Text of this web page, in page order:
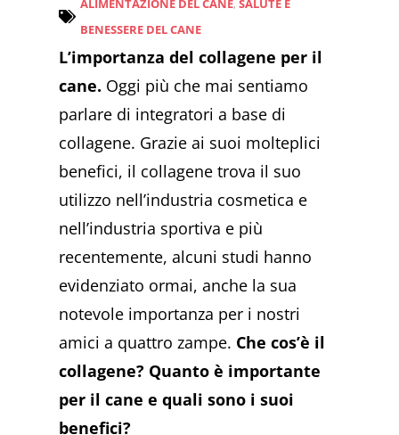
ALIMENTAZIONE DEL CANE,SALUTE E
BENESSERE DEL CANE
L’importanza del collagene per il
cane. Oggi più che mai sentiamo
parlare di integratori a base di
collagene. Grazie ai suoi molteplici
benefici, il collagene trova il suo
utilizzo nell’industria cosmetica e
nell’industria sportiva e più
recentemente, alcuni studi hanno
evidenziato ormai, anche la sua
notevole importanza per i nostri
amici a quattro zampe. Che cos’è il
collagene? Quanto è importante
per il cane e quali sono i suoi
benefici?